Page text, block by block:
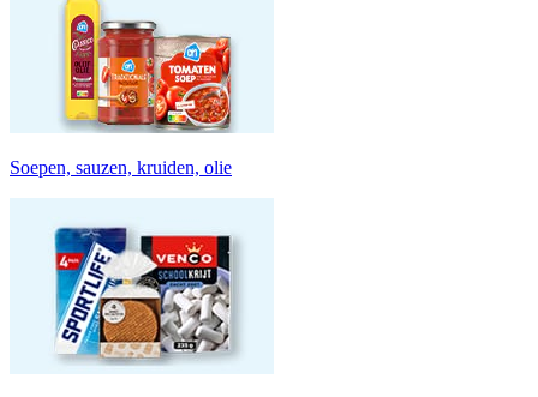
Soepen, sauzen, kruiden, olie